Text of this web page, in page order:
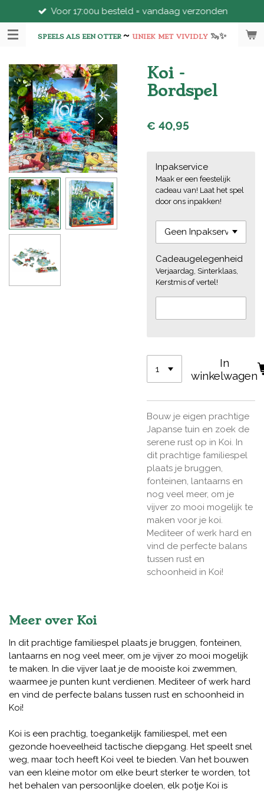
direct
naar
hoofdinhoud
SPEELS ALS EEN OTTER~ UNIEK MET VIVIDLY 🦦✨
Voor 17:00u besteld = vandaag verzonden
Koi -
Bordspel
€ 40,95
Inpakservice
Maak er een feestelijk
cadeau van! Laat het spel
door ons inpakken!
Cadeaugelegenheid
Verjaardag, Sinterklaas,
Kerstmis of vertel!
In
winkelwagen
Bouw je eigen prachtige
Japanse tuin en zoek de
serene rust op in Koi. In
dit prachtige familiespel
plaats je bruggen,
fonteinen, lantaarns en
nog veel meer, om je
vijver zo mooi mogelijk te
maken voor je koi.
Mediteer of werk hard en
vind de perfecte balans
tussen rust en
schoonheid in Koi!
Meer over Koi
In dit prachtige familiespel plaats je bruggen, fonteinen,
lantaarns en nog veel meer, om je vijver zo mooi mogelijk
te maken. In die vijver laat je de mooiste koi zwemmen,
waarmee je punten kunt verdienen. Mediteer of werk hard
en vind de perfecte balans tussen rust en schoonheid in
Koi!
Koi is een prachtig, toegankelijk familiespel, met een
gezonde hoeveelheid tactische diepgang. Het speelt snel
weg, maar toch heeft Koi veel te bieden. Van het bouwen
van een kleine motor om elke beurt sterker te worden, tot
het behalen van persoonlijke doelen, elk potje Koi is